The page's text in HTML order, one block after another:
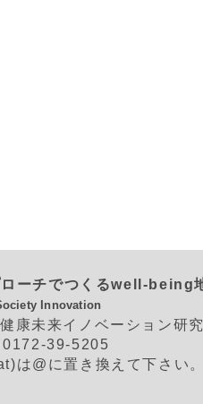
ーチでつくるwell-being
Innovation
未来イノベーション研
39-5205
@に置き換えて下さい。